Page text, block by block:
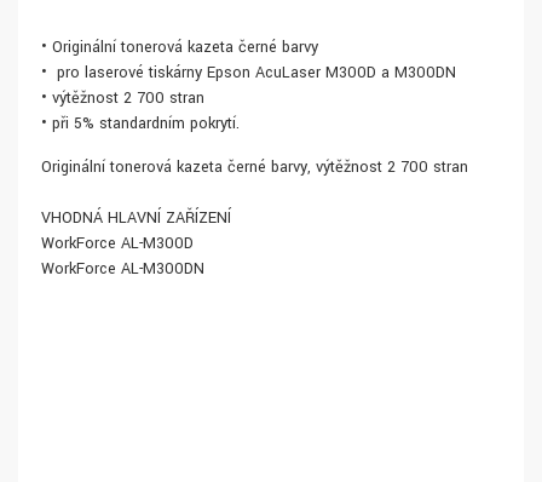
• Originální tonerová kazeta černé barvy
• pro laserové tiskárny Epson AcuLaser M300D a M300DN
• výtěžnost 2 700 stran
• při 5% standardním pokrytí.
Originální tonerová kazeta černé barvy, výtěžnost 2 700 stran
VHODNÁ HLAVNÍ ZAŘÍZENÍ
WorkForce AL-M300D
WorkForce AL-M300DN